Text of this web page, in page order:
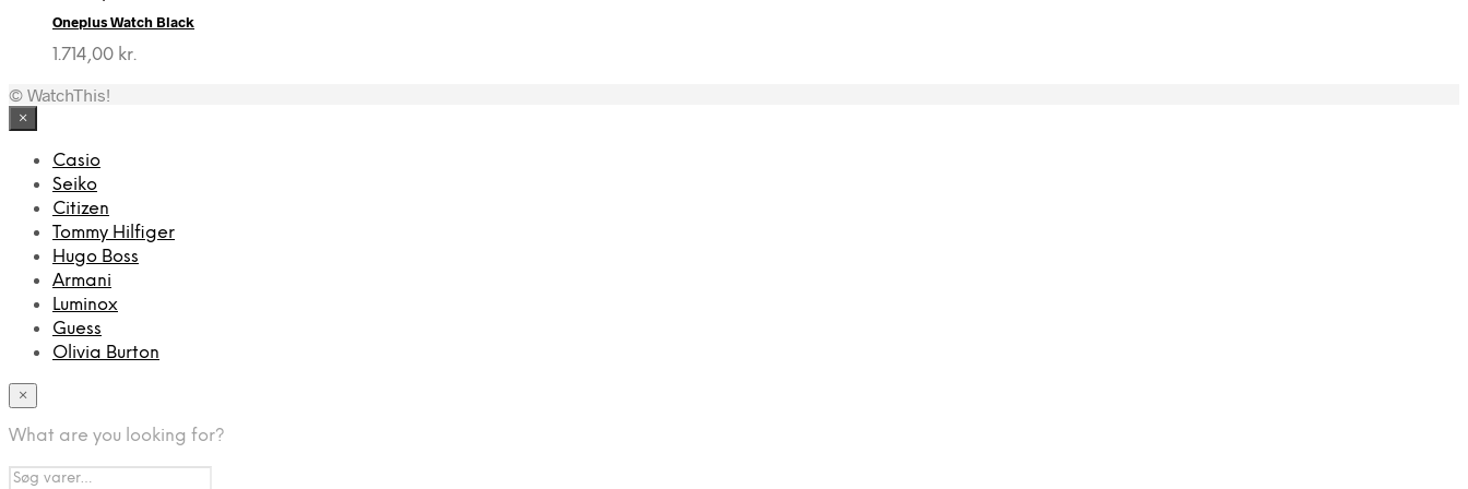
var:
Oneplus Watch Black
1.714,00 kr.
© WatchThis!
×
Casio
Seiko
Citizen
Tommy Hilfiger
Hugo Boss
Armani
Luminox
Guess
Olivia Burton
×
What are you looking for?